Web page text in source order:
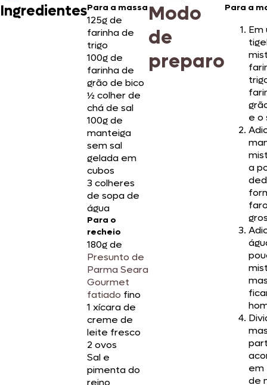
IngredientesPara a massa
125g de
farinha de
trigo
100g de
farinha de
grão de bico
½ colher de
chá de sal
100g de
manteiga
sem sal
gelada em
cubos
3 colheres
de sopa de
água
Para o
recheio
180g de
Presunto de
Parma Seara
Gourmet
fatiado fino
1 xícara de
creme de
leite fresco
2 ovos
Sal e
pimenta do
reino
Modo
de
preparo
Para a
Em
e o
a
em
de